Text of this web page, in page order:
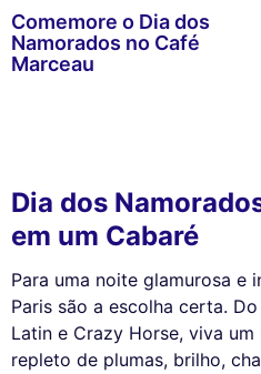
Comemore o Dia dos
Namorados no Café
Marceau
Dia dos
em um Cabaré
Para uma noite glamurosa e
Paris são a escolha certa.
Latin e Crazy Horse, viva
repleto de plumas, brilho,